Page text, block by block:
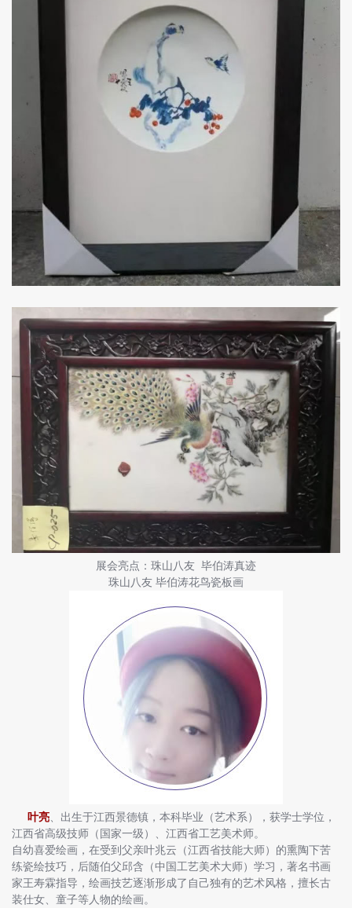
展会亮点：珠山八友 毕伯涛真迹
珠山八友 毕伯涛花鸟瓷板画
叶亮、出生于江西景德镇，本科毕业（艺术系），获学士学位，
江西省高级技师（国家一级）、江西省工艺美术师。
自幼喜爱绘画，在受到父亲叶兆云（江西省技能大师）的熏陶下苦
练瓷绘技巧，后随伯父邱含（中国工艺美术大师）学习，著名书画
家王寿霖指导，绘画技艺逐渐形成了自己独有的艺术风格，擅长古
装仕女、童子等人物的绘画。